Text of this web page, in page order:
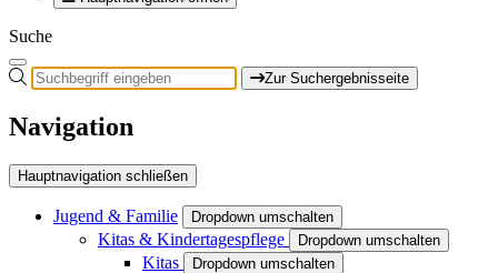
Suche
Zur Suchergebnisseite
Navigation
Hauptnavigation schließen
Jugend & Familie Dropdown umschalten
Kitas & Kindertagespflege Dropdown umschalten
Kitas Dropdown umschalten